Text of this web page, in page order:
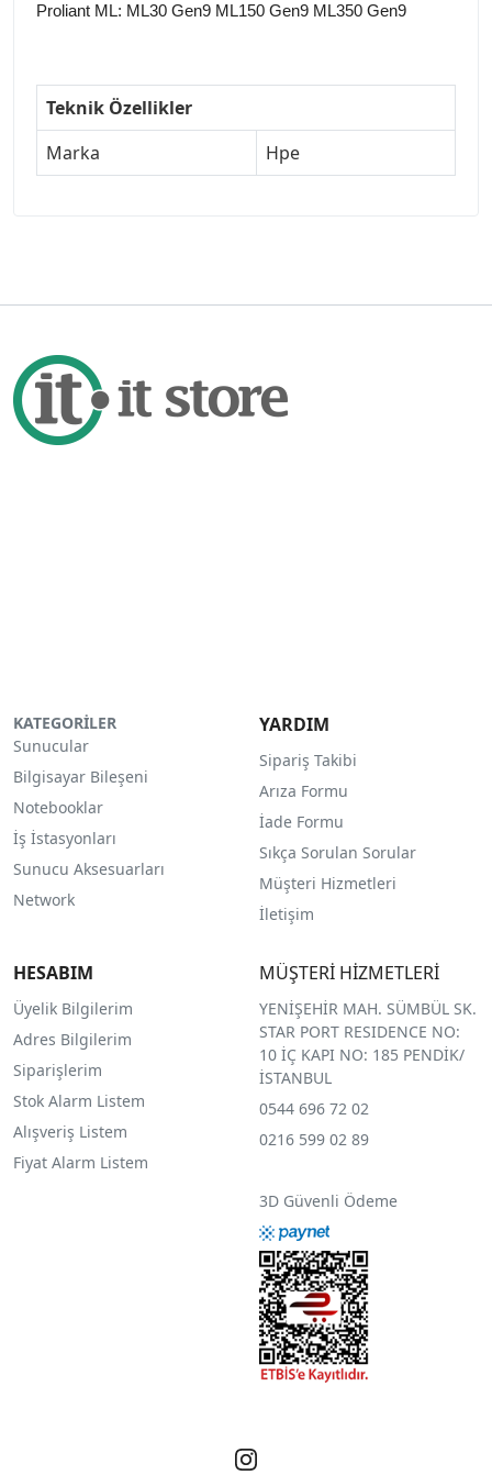
Proliant ML: ML30 Gen9 ML150 Gen9 ML350 Gen9
Teknik Özellikler
Marka
Hpe
KATEGORİLER
Sunucular
Bilgisayar Bileşeni
Notebooklar
İş İstasyonları
Sunucu Aksesuarları
Network
YARDIM
Sipariş Takibi
Arıza Formu
İade Formu
Sıkça Sorulan Sorular
Müşteri Hizmetleri
İletişim
HESABIM
Üyelik Bilgilerim
Adres Bilgilerim
Siparişlerim
Stok Alarm Listem
Alışveriş Listem
Fiyat Alarm Listem
MÜŞTERİ HİZMETLERİ
YENİŞEHİR MAH. SÜMBÜL SK.
STAR PORT RESIDENCE NO:
10 İÇ KAPI NO: 185 PENDİK/
İSTANBUL
0544 696 72 02
0216 599 02 89
3D Güvenli Ödeme